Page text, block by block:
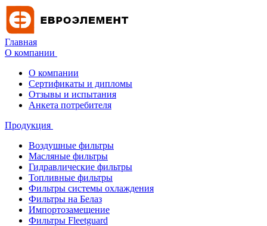
Главная
О компании
О компании
Сертификаты и дипломы
Отзывы и испытания
Анкета потребителя
Продукция
Воздушные фильтры
Масляные фильтры
Гидравлические фильтры
Топливные фильтры
Фильтры системы охлаждения
Фильтры на Белаз
Импортозамещение
Фильтры Fleetguard